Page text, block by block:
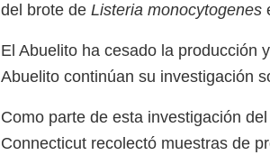
del brote de Listeria monocytogenes
El Abuelito ha cesado la producción
Abuelito continúan su investigación
Como parte de esta investigación
Connecticut recolectó muestras de